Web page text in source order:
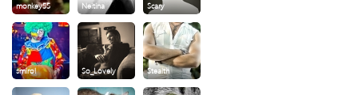
monkey55 Neitina Scary
smirol So_Lovely Stealth